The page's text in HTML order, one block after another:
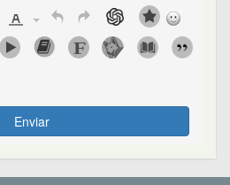
Enviar